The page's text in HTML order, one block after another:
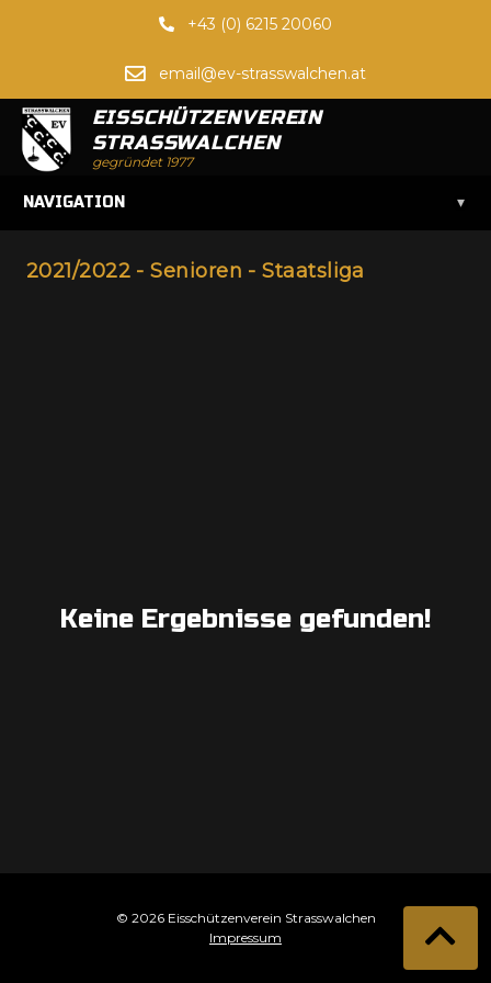
+43 (0) 6215 20060
email@ev-strasswalchen.at
EISSCHÜTZENVEREIN
STRASSWALCHEN
gegründet 1977
NAVIGATION ▾
2021/2022 - Senioren - Staatsliga
Keine Ergebnisse gefunden!
© 2026 Eisschützenverein Strasswalchen
Impressum